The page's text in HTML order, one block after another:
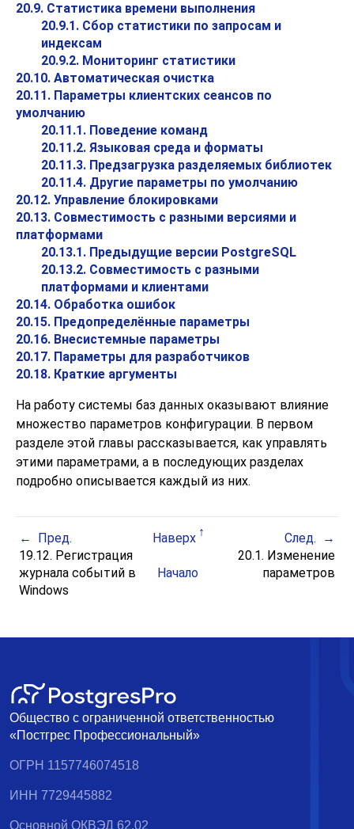
20.9. Статистика времени выполнения
20.9.1. Сбор статистики по запросам и
индексам
20.9.2. Мониторинг статистики
20.10. Автоматическая очистка
20.11. Параметры клиентских сеансов по
умолчанию
20.11.1. Поведение команд
20.11.2. Языковая среда и форматы
20.11.3. Предзагрузка разделяемых библиотек
20.11.4. Другие параметры по умолчанию
20.12. Управление блокировками
20.13. Совместимость с разными версиями и
платформами
20.13.1. Предыдущие версии PostgreSQL
20.13.2. Совместимость с разными
платформами и клиентами
20.14. Обработка ошибок
20.15. Предопределённые параметры
20.16. Внесистемные параметры
20.17. Параметры для разработчиков
20.18. Краткие аргументы
На работу системы баз данных оказывают влияние
множество параметров конфигурации. В первом
разделе этой главы рассказывается, как управлять
этими параметрами, а в последующих разделах
подробно описывается каждый из них.
Пред. Наверх
След.
19.12. Регистрация
журнала событий в
Windows
Начало
20.1. Изменение
параметров
Общество с ограниченной ответственностью
«Постгрес Профессиональный»
ОГРН 1157746074518
ИНН 7729445882
Основной ОКВЭД 62.02